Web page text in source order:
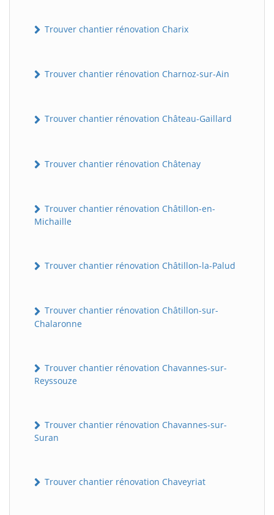
Trouver chantier rénovation Charix
Trouver chantier rénovation Charnoz-sur-Ain
Trouver chantier rénovation Château-Gaillard
Trouver chantier rénovation Châtenay
Trouver chantier rénovation Châtillon-en-
Michaille
Trouver chantier rénovation Châtillon-la-Palud
Trouver chantier rénovation Châtillon-sur-
Chalaronne
Trouver chantier rénovation Chavannes-sur-
Reyssouze
Trouver chantier rénovation Chavannes-sur-
Suran
Trouver chantier rénovation Chaveyriat